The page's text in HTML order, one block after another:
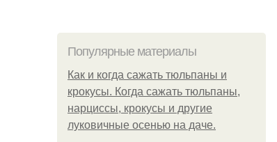
Популярные материалы
Как и когда сажать тюльпаны и
крокусы. Когда сажать тюльпаны,
нарциссы, крокусы и другие
луковичные осенью на даче.